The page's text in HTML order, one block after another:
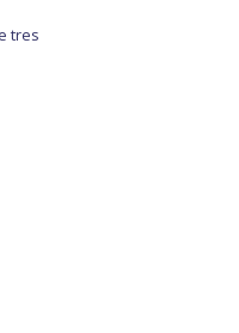
tres